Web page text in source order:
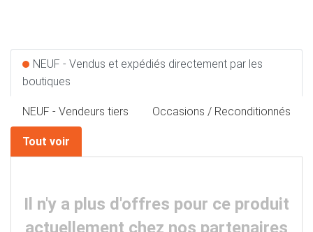
NEUF - Vendus et expédiés directement par les
boutiques
NEUF - Vendeurs tiers Occasions / Reconditionnés
Tout voir
Il n'y a plus d'offres pour ce produit
actuellement chez nos partenaires